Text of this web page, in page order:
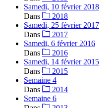
Samedi, 10 février 2018
Dans
2018
Samedi, 25 février 2017
Dans
2017
Samedi, 6 février 2016
Dans
2016
Samedi, 14 février 2015
Dans
2015
Semaine 4
Dans
2014
Semaine 6